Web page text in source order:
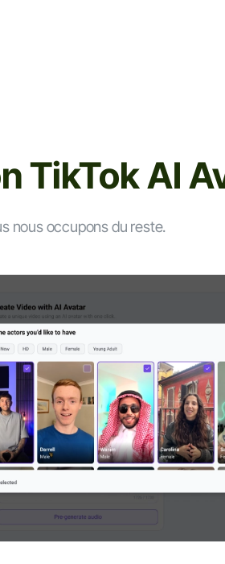
TikTok AI
nous occupons du reste.